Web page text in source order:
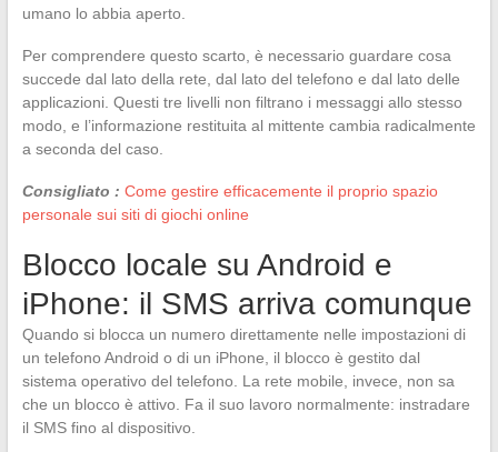
umano lo abbia aperto.
Per comprendere questo scarto, è necessario guardare cosa
succede dal lato della rete, dal lato del telefono e dal lato delle
applicazioni. Questi tre livelli non filtrano i messaggi allo stesso
modo, e l’informazione restituita al mittente cambia radicalmente
a seconda del caso.
Consigliato : Come gestire efficacemente il proprio spazio
personale sui siti di giochi online
Blocco locale su Android e
iPhone: il SMS arriva comunque
Quando si blocca un numero direttamente nelle impostazioni di
un telefono Android o di un iPhone, il blocco è gestito dal
sistema operativo del telefono. La rete mobile, invece, non sa
che un blocco è attivo. Fa il suo lavoro normalmente: instradare
il SMS fino al dispositivo.